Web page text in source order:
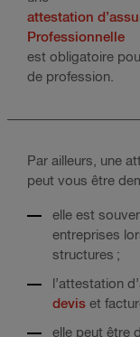
attestation
Professionnelle
est obligatoire
de profession.
Par ailleurs, une
peut vous être
elle est
entreprises
structures ;
l’attestation
devis et
elle peut être